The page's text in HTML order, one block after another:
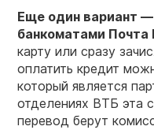
Еще один вариант
банкоматами Почта
карту или сразу
оплатить кредит
который является
отделениях ВТБ эта
перевод берут